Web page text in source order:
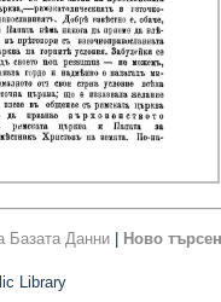
Базата Данни Ново
Library